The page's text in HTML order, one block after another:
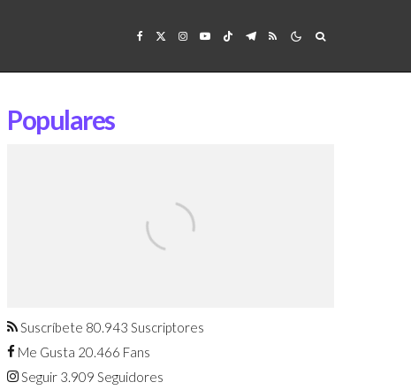
Populares
agosto
Suscríbete 80.943 Suscriptores
Me Gusta 20.466 Fans
Seguir 3.909 Seguidores